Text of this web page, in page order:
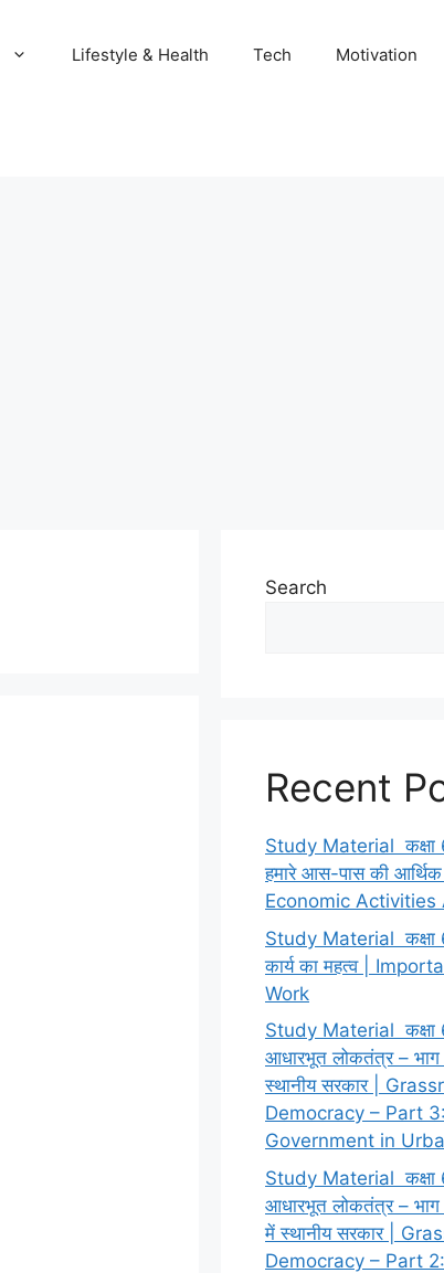
Lifestyle & Health Tech Motivation
Search
Recent
Study Material कक्षा
हमारे आस-पास की आर्थिक
Economic Activities
Study Material कक्षा
कार्य का महत्व |
Work
Study Material कक्षा
आधारभूत लोकतंत्र – भाग
स्थानीय सरकार |
Democracy – Part
Government in
Study Material कक्षा
आधारभूत लोकतंत्र – भाग
में स्थानीय सरकार |
Democracy – Part